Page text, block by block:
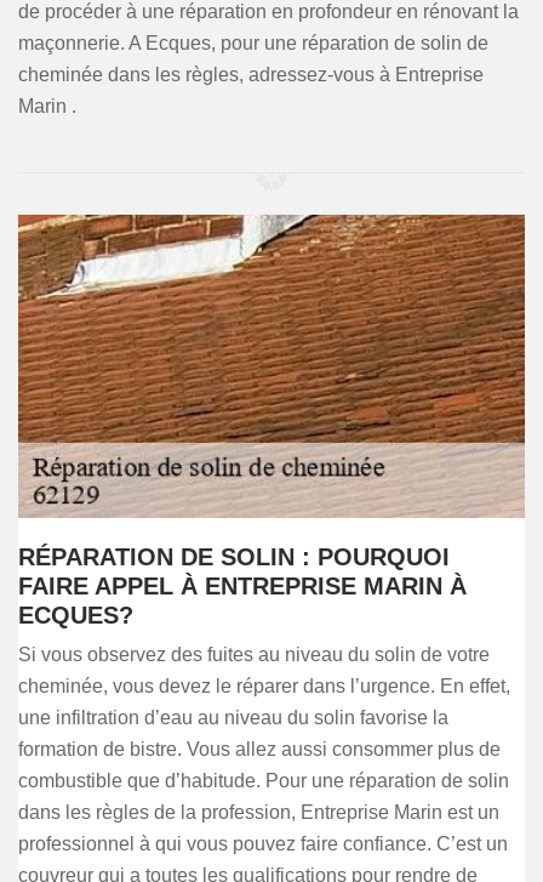
de procéder à une réparation en profondeur en rénovant la
maçonnerie. A Ecques, pour une réparation de solin de
cheminée dans les règles, adressez-vous à Entreprise
Marin .
RÉPARATION DE SOLIN : POURQUOI
FAIRE APPEL À ENTREPRISE MARIN À
ECQUES?
Si vous observez des fuites au niveau du solin de votre
cheminée, vous devez le réparer dans l’urgence. En effet,
une infiltration d’eau au niveau du solin favorise la
formation de bistre. Vous allez aussi consommer plus de
combustible que d’habitude. Pour une réparation de solin
dans les règles de la profession, Entreprise Marin est un
professionnel à qui vous pouvez faire confiance. C’est un
couvreur qui a toutes les qualifications pour rendre de